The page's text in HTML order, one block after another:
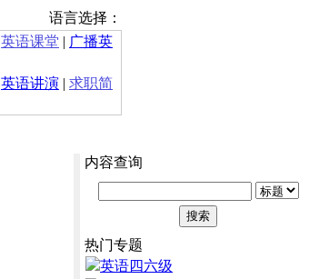
语言选择：
英语课堂 | 广播英
英语讲演 | 求职简
内容查询
热门专题
英语四六级